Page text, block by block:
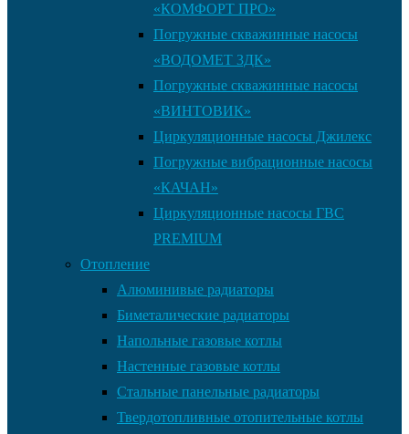
«КОМФОРТ ПРО»
Погружные скважинные насосы
«ВОДОМЕТ 3ДК»
Погружные скважинные насосы
«ВИНТОВИК»
Циркуляционные насосы Джилекс
Погружные вибрационные насосы
«КАЧАН»
Циркуляционные насосы ГВС
PREMIUM
Отопление
Алюминивые радиаторы
Биметалические радиаторы
Напольные газовые котлы
Настенные газовые котлы
Стальные панельные радиаторы
Твердотопливные отопительные котлы